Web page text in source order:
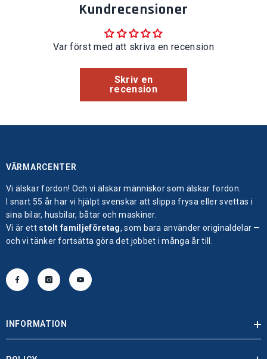
Kundrecensioner
Var först med att skriva en recension
Skriv en
recension
VÄRMARCENTER
Vi älskar fordon! Och vi älskar människor som älskar fordon.
I snart 55 år har vi hjälpt svenskar att slippa frysa eller svettas i
sina bilar, husbilar, båtar och maskiner.
Vi är ett stolt familjeföretag, som bara använder originaldelar —
och vi tänker fortsätta göra det jobbet i många år till.
INFORMATION